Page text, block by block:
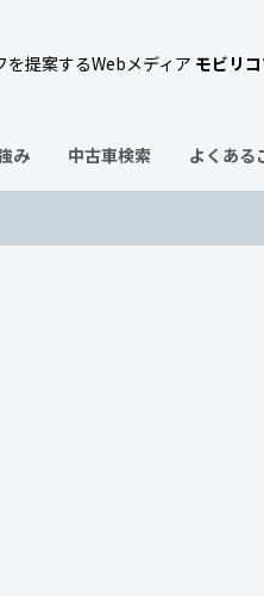
を提案するWebメディア モビリ
み 中古車検索 よくある